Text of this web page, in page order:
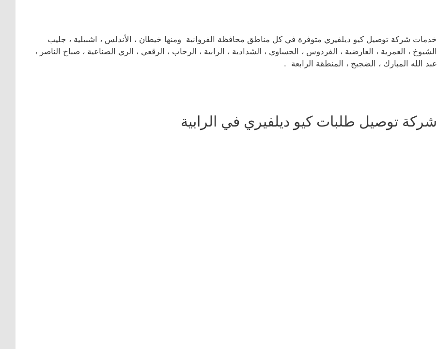
خدمات شركة توصيل كيو ديلفيري متوفرة في كل مناطق محافظة الفروانية ومنها خيطان ، الأندلس ، اشبيلية ، جليب
الشيوخ ، العمرية ، العارضية ، الفردوس ، الحساوي ، الشدادية ، الرابية ، الرحاب ، الرقعي ، الري الصناعية ، صباح الناصر ،
عبد الله المبارك ، الضجيج ، المنطقة الرابعة .
شركة توصيل طلبات كيو ديلفيري في الرابية